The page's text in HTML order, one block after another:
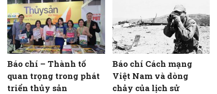
Báo chí – Thành tố
quan trọng trong phát
triển thủy sản
Báo chí Cách mạng
Việt Nam và dòng
chảy của lịch sử